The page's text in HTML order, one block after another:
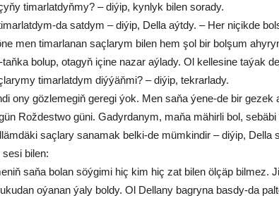
ti­mar­lat­dyň­my? – di­ýip, kyn­lyk bi­len so­ra­dy.
da sat­dym – di­ýip, Del­la aýt­dy. – Her ni­çik­de
men ti­mar­la­nan saç­la­rym bi­len hem şol bir bol­şum
bo­lup, ota­gyň içi­ne na­zar aý­la­dy. Ol kel­le­si­ne ta­ýak
ti­mar­lat­dym diý­ýäň­mi? – di­ýip, tek­rar­la­dy.
ony gözlemegiň ge­re­gi ýok. Men sa­ňa ýe­ne-de bir
Rož­dest­wo gü­ni. Ga­dyr­da­nym, ma­ňa mä­hir­li bo­l,
saç­la­ry sa­na­mak bel­ki-de müm­kin­dir – di­ýip, Del­la
bi­len:
sa­ňa bo­lan söý­gi­mi hiç kim hiç zat bi­len öl­çäp bil­mez.
oýa­nan ýa­ly bol­dy. Ol Del­la­ny bag­ry­na bas­dy-da